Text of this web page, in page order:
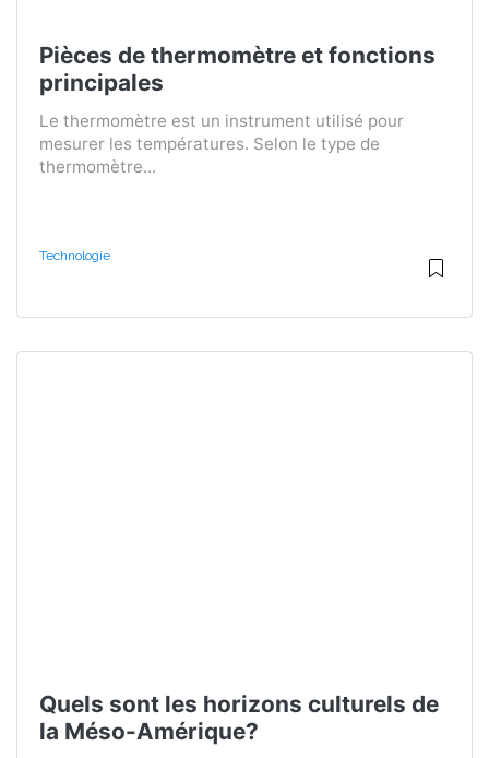
Pièces de thermomètre et fonctions
principales
Le thermomètre est un instrument utilisé pour
mesurer les températures. Selon le type de
thermomètre...
Technologie
Quels sont les horizons culturels de
la Méso-Amérique?